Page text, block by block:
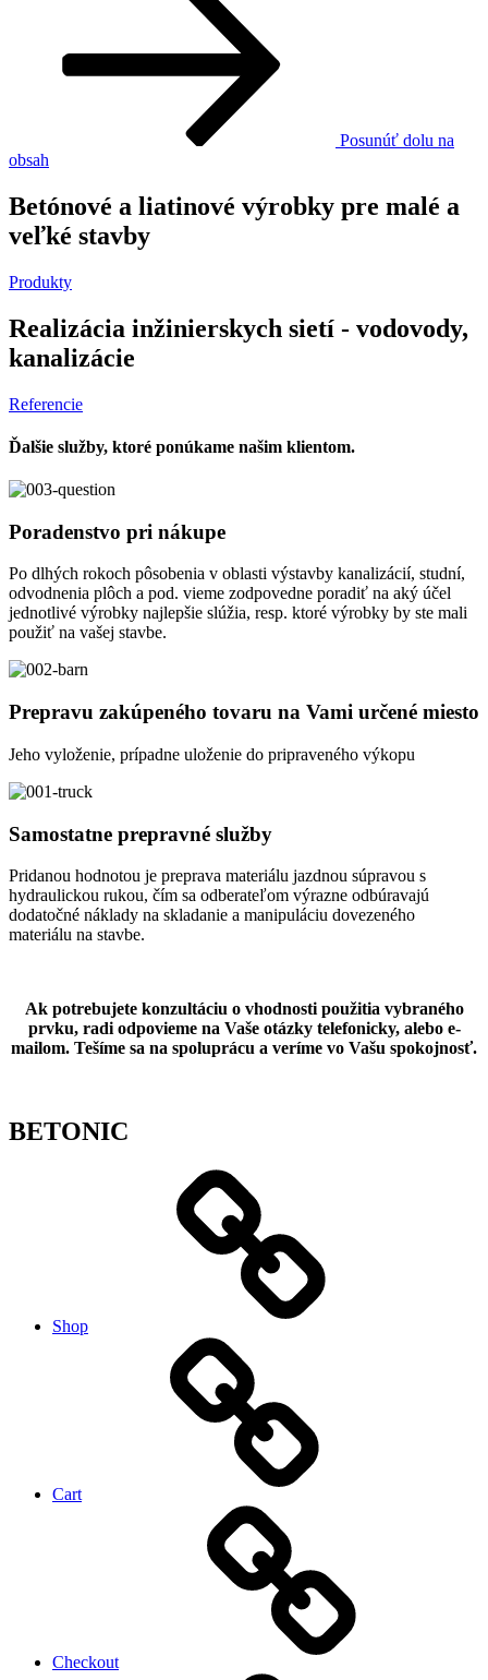
Posunúť dolu na
obsah
Betónové a liatinové výrobky pre malé a
veľké stavby
Produkty
Realizácia inžinierskych sietí - vodovody,
kanalizácie
Referencie
Ďalšie služby, ktoré ponúkame našim klientom.
Poradenstvo pri nákupe
Po dlhých rokoch pôsobenia v oblasti výstavby kanalizácií, studní,
odvodnenia plôch a pod. vieme zodpovedne poradiť na aký účel
jednotlivé výrobky najlepšie slúžia, resp. ktoré výrobky by ste mali
použiť na vašej stavbe.
Prepravu zakúpeného tovaru na Vami určené miesto
Jeho vyloženie, prípadne uloženie do pripraveného výkopu
Samostatne prepravné služby
Pridanou hodnotou je preprava materiálu jazdnou súpravou s
hydraulickou rukou, čím sa odberateľom výrazne odbúravajú
dodatočné náklady na skladanie a manipuláciu dovezeného
materiálu na stavbe.
Ak potrebujete konzultáciu o vhodnosti použitia vybraného
prvku, radi odpovieme na Vaše otázky telefonicky, alebo e-
mailom. Tešíme sa na spoluprácu a veríme vo Vašu spokojnosť.
BETONIC
Shop
Cart
Checkout